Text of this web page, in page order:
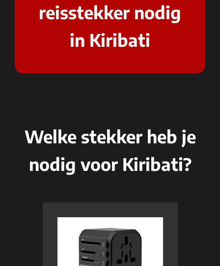
reisstekker nodig
in Kiribati
Welke stekker heb je
nodig voor Kiribati?